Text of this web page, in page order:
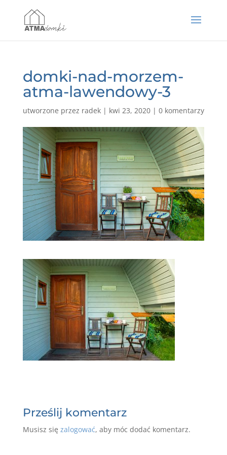
domki-nad-morzem-
atma-lawendowy-3
utworzone przez radek| kwi 23, 2020| 0 komentarzy
Prześlij komentarz
Musisz się zalogować, aby móc dodać komentarz.